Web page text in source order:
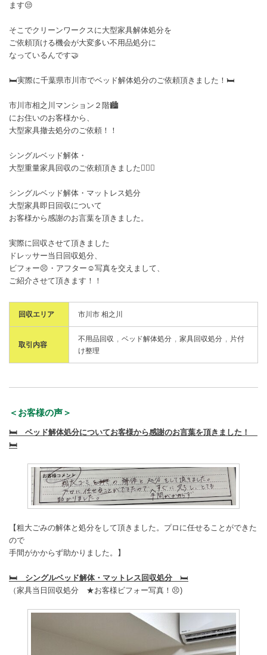
ます😒
そこでクリーンワークスに大型家具解体処分を
ご依頼頂ける機会が大変多い不用品処分に
なっているんです🤝
🛏️実際に千葉県市川市でベッド解体処分のご依頼頂きました！🛏️
市川市相之川マンション２階🏙️
にお住いのお客様から、
大型家具撤去処分のご依頼！！
シングルベッド解体・
大型重量家具回収のご依頼頂きました🙇🏻‍♂️
シングルベッド解体・マットレス処分
大型家具即日回収について
お客様から感謝のお言葉を頂きました。
実際に回収させて頂きました
ドレッサー当日回収処分、
ビフォー😣・アフター☺️写真を交えまして、
ご紹介させて頂きます！！
回収エリア 市川市 相之川
取引内容
不用品回収 ベッド解体処分 家具回収処分
片付
け整理
＜お客様の声＞
🛏️ ベッド解体処分についてお客様から感謝のお言葉を頂きました！
🛏️
【粗大ごみの解体と処分をして頂きました。プロに任せることができた
ので
手間がかからず助かりました。】
🛏️ シングルベッド解体・マットレス回収処分 🛏️
（家具当日回収処分 ★お客様ビフォー写真！😣)